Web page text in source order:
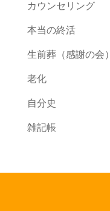
カウンセリング
本当の終活
生前葬（感謝の会）
老化
自分史
雑記帳